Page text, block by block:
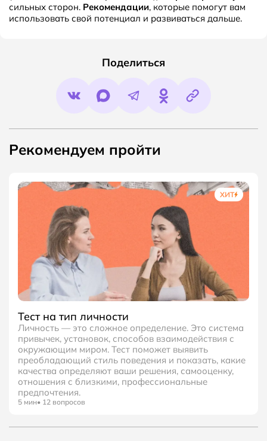
сильных сторон. Рекомендации, которые помогут вам
использовать свой потенциал и развиваться дальше.
Поделиться
Рекомендуем пройти
ХИТ
Тест на тип личности
Личность — это сложное определение. Это система
привычек, установок, способов взаимодействия с
окружающим миром. Тест поможет выявить
преобладающий стиль поведения и показать, какие
качества определяют ваши решения, самооценку,
отношения с близкими, профессиональные
предпочтения.
5 мин• 12 вопросов